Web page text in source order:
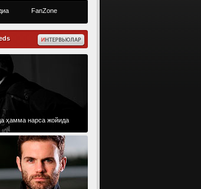
FanZone
ҳамма нарса жойида